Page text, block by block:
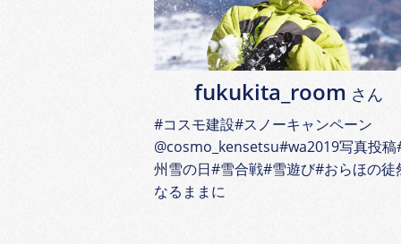
fukukita_room さん
#コスモ建設#スノーキャンペーン
@cosmo_kensetsu#wa2019写真投稿
州雪の日#雪合戦#雪遊び#おらほの徒
なるままに